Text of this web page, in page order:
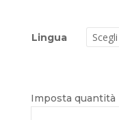
Lingua
Imposta quantità